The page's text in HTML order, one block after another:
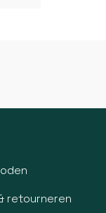
retourneren